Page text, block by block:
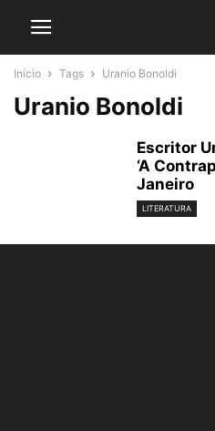
Início Tags Uranio Bonoldi
Uranio Bonoldi
Escritor
‘A
Janeiro
LITERATURA